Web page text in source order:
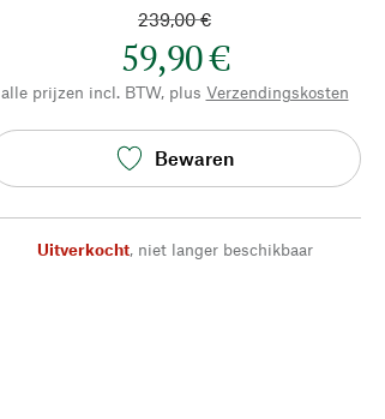
239,00 €
59,90 €
alle prijzen incl. BTW, plus Verzendingskosten
Bewaren
Uitverkocht, niet langer beschikbaar